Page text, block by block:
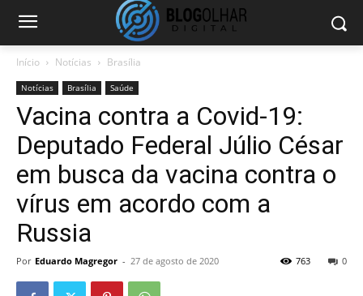
Início Notícias Brasília
Notícias Brasília Saúde
Vacina contra a Covid-19:
Deputado Federal Júlio César
em busca da vacina contra o
vírus em acordo com a
Russia
Por Eduardo Magregor - 27 de agosto de 2020 0
763